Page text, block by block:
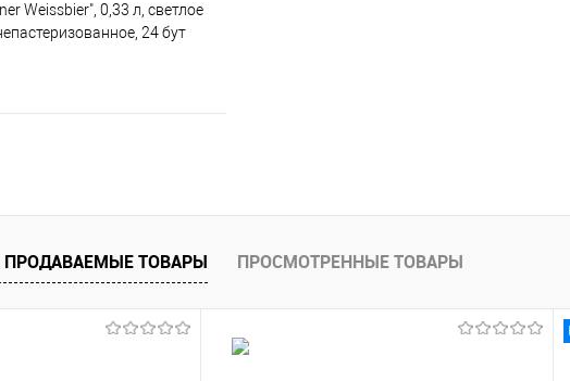
Weissbier", 0,33 л, светлое
24 бут
В наличииТОВАРЫ ПРОСМОТРЕННЫЕ ТОВАРЫ